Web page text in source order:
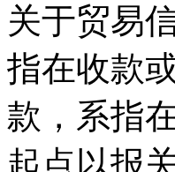
关于贸易
指在收款
款，系指
起点以报